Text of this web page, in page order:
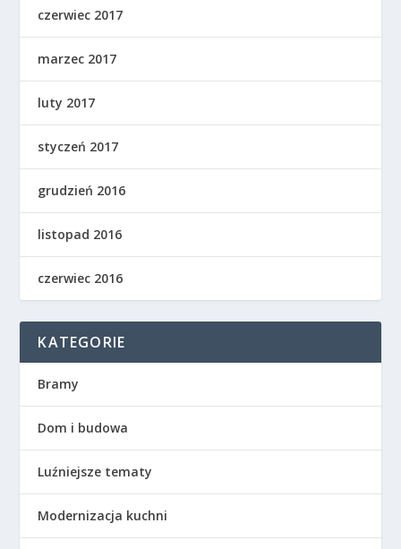
czerwiec 2017
marzec 2017
luty 2017
styczeń 2017
grudzień 2016
listopad 2016
czerwiec 2016
KATEGORIE
Bramy
Dom i budowa
Luźniejsze tematy
Modernizacja kuchni